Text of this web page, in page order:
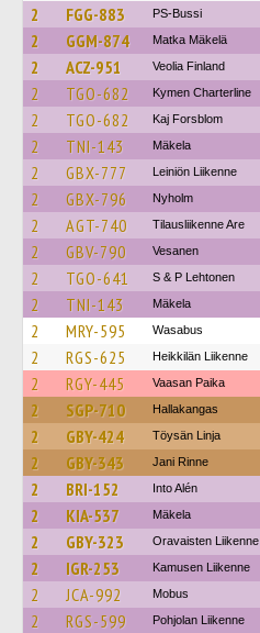
2 FGG-883 PS-Bussi
2 GGM-874 Matka Mäkelä
2 ACZ-951 Veolia Finland
2 TGO-682 Kymen Charterline
2 TGO-682 Kaj Forsblom
2 TNI-143 Mäkela
2 GBX-777 Leiniön Liikenne
2 GBX-796 Nyholm
2 AGT-740 Tilausliikenne Are
2 GBV-790 Vesanen
2 TGO-641 S & P Lehtonen
2 TNI-143 Mäkela
2 MRY-595 Wasabus
2 RGS-625 Heikkilän Liikenne
2 RGY-445 Vaasan Paika
2 SGP-710 Hallakangas
2 GBY-424 Töysän Linja
2 GBY-343 Jani Rinne
2 BRI-152 Into Alén
2 KIA-537 Mäkela
2 GBY-323 Oravaisten Liikenne
2 IGR-253 Kamusen Liikenne
2 JCA-992 Mobus
2 RGS-599 Pohjolan Liikenne